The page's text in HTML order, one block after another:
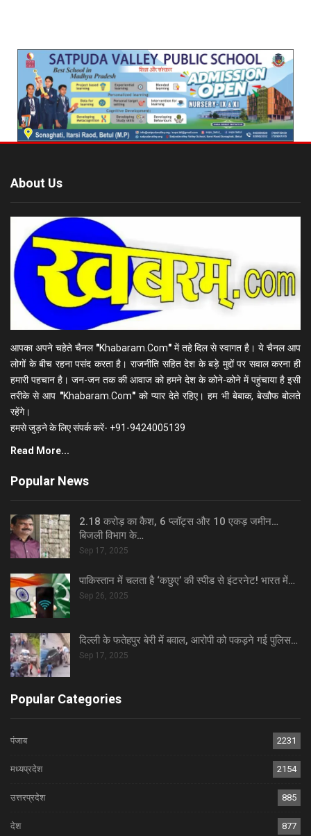
About Us
आपका अपने चहेते चैनल "Khabaram.Com"में तहे दिल से स्वागत है। ये चैनल आप
लोगों के बीच रहना पसंद करता है। राजनीति सहित देश के बड़े मुद्दों पर सवाल करना ही
हमारी पहचान है। जन-जन तक की आवाज को हमने देश के कोने-कोने में पहुंचाया है इसी
तरीके से आप "Khabaram.Com"को प्यार देते रहिए। हम भी बेबाक, बेखौफ बोलते
रहेंगे।
हमसे जुड़ने के लिए संपर्क करें- +91-9424005139
Read More...
Popular News
2.18 करोड़ का कैश, 6 प्लॉट्स और 10 एकड़ जमीन…
बिजली विभाग के…
Sep 17, 2025
पाकिस्तान में चलता है ‘कछुए’ की स्पीड से इंटरनेट! भारत में…
Sep 26, 2025
दिल्ली के फतेहपुर बेरी में बवाल, आरोपी को पकड़ने गई पुलिस…
Sep 17, 2025
Popular Categories
पंजाब 2231
मध्यप्रदेश 2154
उत्तरप्रदेश 885
देश 877